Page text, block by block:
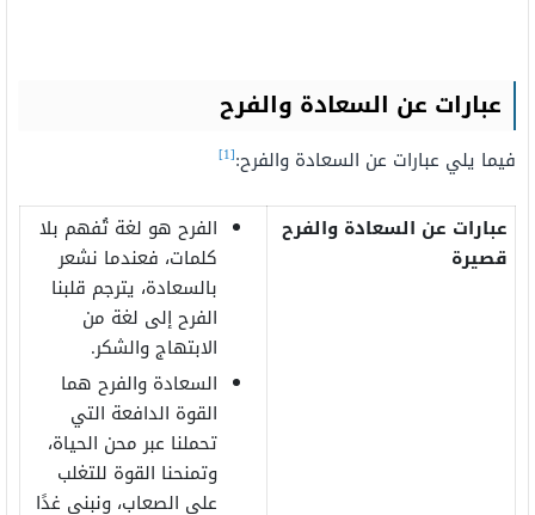
عبارات عن السعادة والفرح
فيما يلي عبارات عن السعادة والفرح:[1]
عبارات عن السعادة والفرح
قصيرة
الفرح هو لغة تُفهم بلا
كلمات، فعندما نشعر
بالسعادة، يترجم قلبنا
الفرح إلى لغة من
الابتهاج والشكر.
السعادة والفرح هما
القوة الدافعة التي
تحملنا عبر محن الحياة،
وتمنحنا القوة للتغلب
على الصعاب، ونبني غدًا